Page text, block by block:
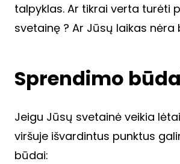
talpyklas. Ar tikrai verta turėti
svetainę ? Ar Jūsų laikas nėra
Sprendimo
Jeigu Jūsų svetainė veikia
viršuje išvardintus punktus
būdai: